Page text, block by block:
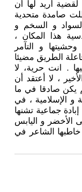
لقضية أريد لها أن
صامدة متحدية
و السخم و
هذا المكان ،
و التآمر
الطريق مضيئا
. انت حرية، لا
، لا أعتقد أن
يكن صادقا في ما
و الإسلامية ، في
جماعية تشنها
الأخضر و اليابس
الشاعر في